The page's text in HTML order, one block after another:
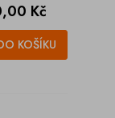
Kč
KOŠÍKU